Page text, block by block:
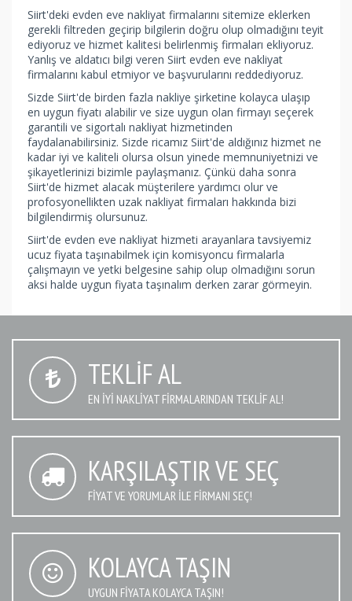
Siirt'deki evden eve nakliyat firmalarını sitemize eklerken
gerekli filtreden geçirip bilgilerin doğru olup olmadığını teyit
ediyoruz ve hizmet kalitesi belirlenmiş firmaları ekliyoruz.
Yanlış ve aldatıcı bilgi veren Siirt evden eve nakliyat
firmalarını kabul etmiyor ve başvurularını reddediyoruz.
Sizde Siirt'de birden fazla nakliye şirketine kolayca ulaşıp
en uygun fiyatı alabilir ve size uygun olan firmayı seçerek
garantili ve sigortalı nakliyat hizmetinden
faydalanabilirsiniz. Sizde ricamız Siirt'de aldığınız hizmet ne
kadar iyi ve kaliteli olursa olsun yinede memnuniyetnizi ve
şikayetlerinizi bizimle paylaşmanız. Çünkü daha sonra
Siirt'de hizmet alacak müşterilere yardımcı olur ve
profosyonellikten uzak nakliyat firmaları hakkında bizi
bilgilendirmiş olursunuz.
Siirt'de evden eve nakliyat hizmeti arayanlara tavsiyemiz
ucuz fiyata taşınabilmek için komisyoncu firmalarla
çalışmayın ve yetki belgesine sahip olup olmadığını sorun
aksi halde uygun fiyata taşınalım derken zarar görmeyin.
TEKLIF AL
EN IYI NAKLIYAT FIRMALARINDAN TEKLIF AL!
KARŞILAŞTIR VE SEÇ
FIYAT VE YORUMLAR İLE FIRMANI SEÇ!
KOLAYCA TAŞIN
UYGUN FIYATA KOLAYCA TAŞIN!